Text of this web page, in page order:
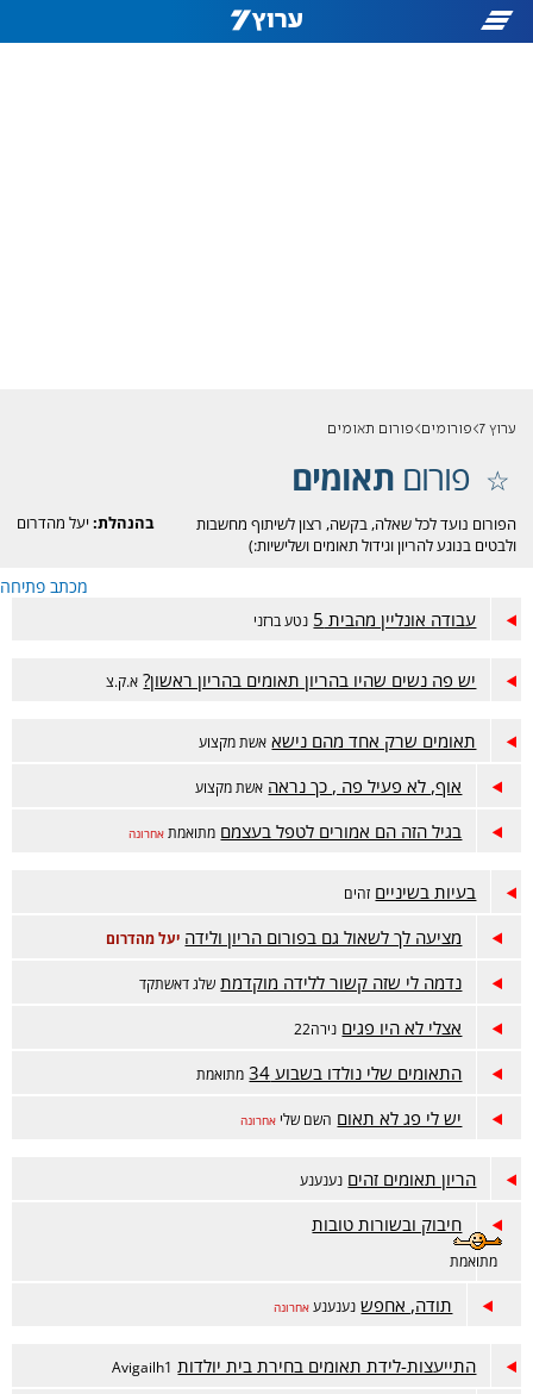
ערוץ 7 פורומים פורום תאומים
פורום תאומים
בהנהלת: יעל מהדרום
הפורום נועד לכל שאלה, בקשה, רצון לשיתוף מחשבות
ולבטים בנוגע להריון וגידול תאומים ושלישיות:)
מכתב פתיחה
עבודה אונליין מהבית 5 נטע ברזני
יש פה נשים שהיו בהריון תאומים בהריון ראשון? א.ק.צ
תאומים שרק אחד מהם נישא אשת מקצוע
אוף, לא פעיל פה , כך נראה אשת מקצוע
בגיל הזה הם אמורים לטפל בעצמם מתואמת אחרונה
בעיות בשיניים זהים
מציעה לך לשאול גם בפורום הריון ולידה יעל מהדרום
נדמה לי שזה קשור ללידה מוקדמת שלג דאשתקד
אצלי לא היו פגים נירה22
התאומים שלי נולדו בשבוע 34 מתואמת
יש לי פג לא תאום השם שלי אחרונה
הריון תאומים זהים נענענע
חיבוק ובשורות טובות
מתואמת
תודה, אחפש נענענע אחרונה
התייעצות-לידת תאומים בחירת בית יולדות Avigailh1